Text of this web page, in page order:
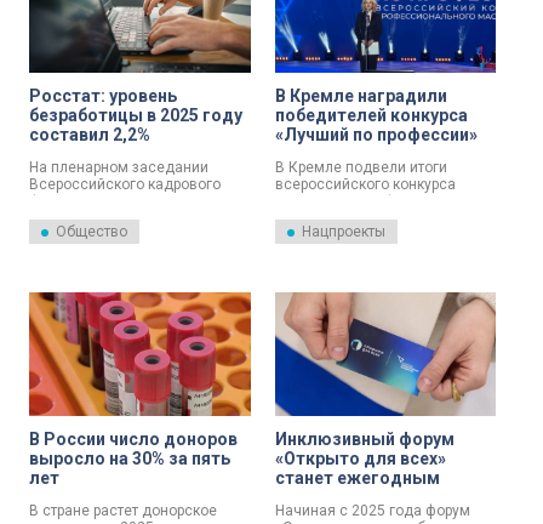
Росстат: уровень
безработицы в 2025 году
составил 2,2%
На пленарном заседании
Всероссийского кадрового
форума, приуроченного к
подведению итогов конкурса
профессионального
ситуации на рынке труда.
Заместитель председателя
правительства РФ
подчеркнула, что в России
число безработных
фактически равно числу
вакансий на рынке. Об этом
сообщает пресс-служба
правительства РФ.
Общество
В Кремле наградили
победителей конкурса
«Лучший по профессии»
В Кремле подвели итоги
всероссийского конкурса
«Лучший по профессии» —
награды получили победители
в двадцати номинациях.
Нацпроекты
В России число доноров
выросло на 30% за пять
лет
В стране растет донорское
Инклюзивный форум
«Открыто для всех»
станет ежегодным
Начиная с 2025 года форум